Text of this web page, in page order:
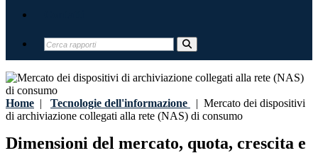
Home | Tecnologie dell'informazione | Mercato dei dispositivi
di archiviazione collegati alla rete (NAS) di consumo
Dimensioni del mercato, quota, crescita e